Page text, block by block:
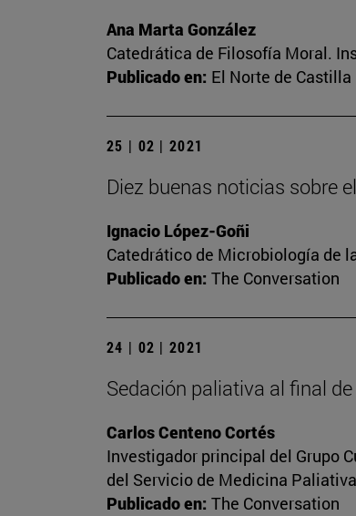
Ana Marta González
Catedrática de Filosofía Moral.
Publicado en: El Norte de Castilla
25 | 02 | 2021
Diez buenas noticias sobre
Ignacio López-Goñi
Catedrático de Microbiología de
Publicado en: The Conversation
24 | 02 | 2021
Sedación paliativa al final
Carlos Centeno Cortés
Investigador principal del Grupo
del Servicio de Medicina
Publicado en: The Conversation